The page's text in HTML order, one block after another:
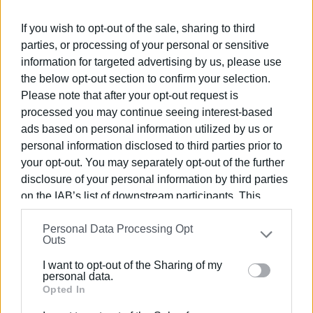
If you wish to opt-out of the sale, sharing to third
parties, or processing of your personal or sensitive
information for targeted advertising by us, please use
the below opt-out section to confirm your selection.
Please note that after your opt-out request is
processed you may continue seeing interest-based
ads based on personal information utilized by us or
personal information disclosed to third parties prior to
your opt-out. You may separately opt-out of the further
disclosure of your personal information by third parties
on the IAB’s list of downstream participants. This
information may also be disclosed by us to third parties
on theIAB’s List of Downstream Participants
that may
further disclose it to other third parties.
Please note that this website/app uses one or more
Google services and may gather and store information
Personal Data Processing Opt
Outs
I want to opt-out of the Sharing of my
personal data.
Opted In
Χριστόπουλος
ΜΟΥΣΕΙΟ ΧΑΡΤΟΝΟΜΙΣΜΑΤΩΝ ΙΟΝΙΚΗΣ ΤΡΑΠΕΖΗΣ
Πλατεία Αγίου Σπυρίδωνος (Ηρώων Κυπριακού Αγώνα)
Τηλέφωνο: 266 104 1552
banknotemuseum@alpha.gr
www.alphapolitismos.gr
Εμφανίσεις: 120
Ακολουθήστε το enimerosi στο
Συνδρομητές στο e-paper